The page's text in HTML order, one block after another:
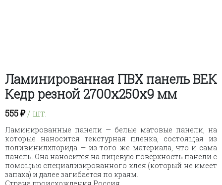
Ламинированная ПВХ панель ВЕК
Кедр резной 2700х250х9 мм
555₽/ шт.
Ламинированные панели — белые матовые панели, на
которые наносится текстурная пленка, состоящая из
поливинилхлорида — из того же материала, что и сама
панель. Она наносится на лицевую поверхность панели с
помощью специализированного клея (который не имеет
запаха) и далее загибается по краям.